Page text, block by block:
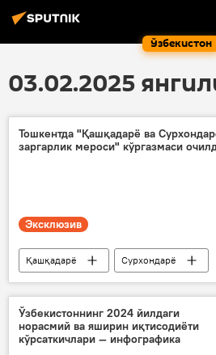
Ўзбекистон
03.02.2025
Тошкентда "Қашқадарё ва
заргарлик мероси" кўргазмаси
Эксклюзив
Қашқадарё
Сурхондарё
Тошкент
Ўзбекистон
кўргазма
Мултимедиа
заргарлик буюмлари
Фото
Ўзбекистоннинг 2024 йилдаги
норасмий ва яширин иқтисодиёти
кўрсаткичлари — инфографика